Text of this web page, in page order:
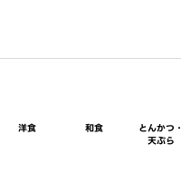
洋食 和食
とんかつ・
天ぷら